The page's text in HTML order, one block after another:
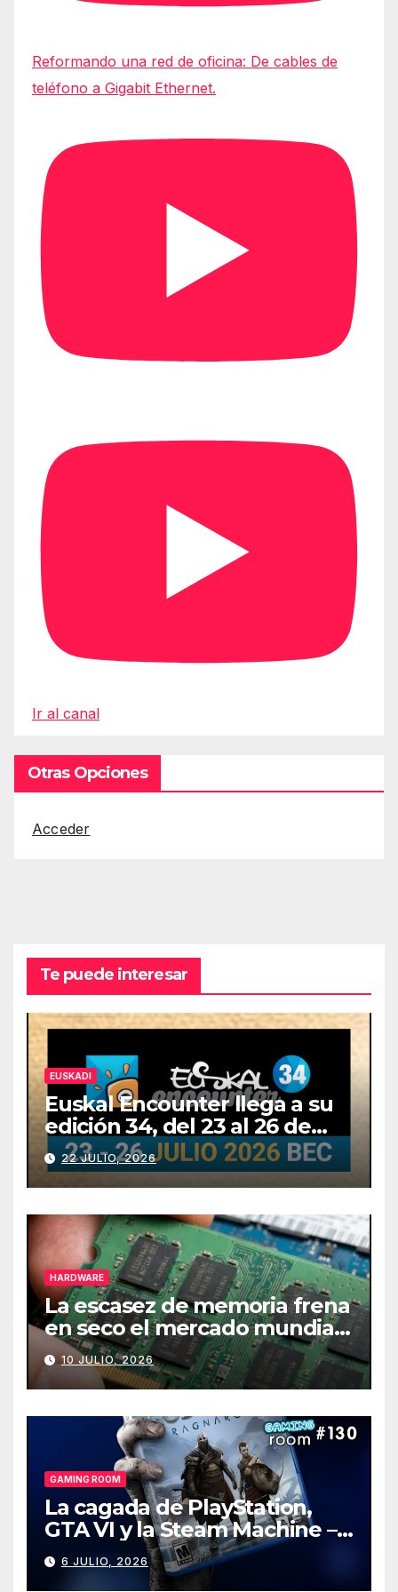
Reformando una red de oficina: De cables de
teléfono a Gigabit Ethernet.
Ir al canal
Otras Opciones
Acceder
Te puede interesar
EUSKADI
Euskal Encounter llega a su
edición 34, del 23 al 26 de
julio
22 JULIO, 2026
HARDWARE
La escasez de memoria frena
en seco el mercado mundial
de PCs
10 JULIO, 2026
GAMING ROOM
La cagada de PlayStation,
GTA VI y la Steam Machine –
Gaming Room #130
6 JULIO, 2026